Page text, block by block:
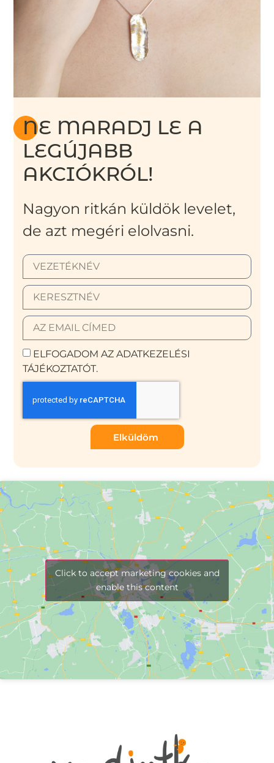
NE MARADJ LE A
LEGÚJABB
AKCIÓKRÓL!
Nagyon ritkán küldök levelet,
de azt megéri elolvasni.
ELFOGADOM AZ ADATKEZELÉSI
TÁJÉKOZTATÓT.
Elküldöm
Click to accept marketing cookies and
enable this content